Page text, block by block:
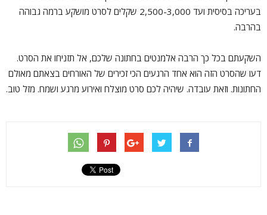
בעריכה בסיסית ועד 2,500-3,000 שקלים לסרט מושקע ברמה גבוהה
בהרבה.
השקעתם בכל כך הרבה אלמנטים בחתונה שלכם, אל תזניחו את הסרט.
דעו שהסרט הזה הוא אחד הרגעים הכי זכירים של האורחים בצאתם מאולם
החתונות. וזאת עובדה. שיהיה לכם סרט מוצלח ואירוע מרגע ושמח. מזל טוב.